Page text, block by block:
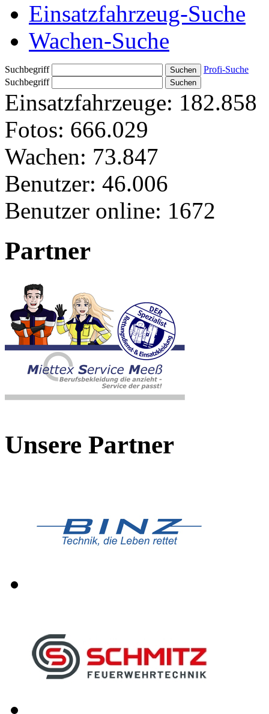
Einsatzfahrzeug-Suche
Wachen-Suche
Suchbegriff
Profi-Suche
Suchbegriff
Einsatzfahrzeuge: 182.858
Fotos: 666.029
Wachen: 73.847
Benutzer: 46.006
Benutzer online: 1672
Partner
Unsere Partner